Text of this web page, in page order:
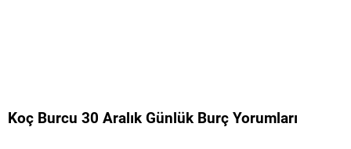
Koç Burcu 30 Aralık Günlük Burç Yorumları